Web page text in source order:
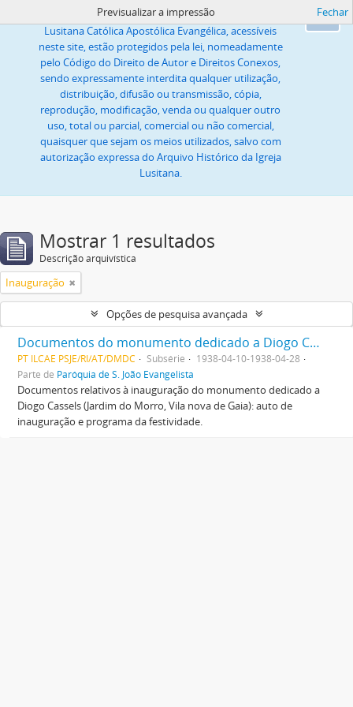
Ok
Todas as imagens ou textos, propriedade da Igreja
Lusitana Católica Apostólica Evangélica, acessíveis
neste site, estão protegidos pela lei, nomeadamente
pelo Código do Direito de Autor e Direitos Conexos,
sendo expressamente interdita qualquer utilização,
distribuição, difusão ou transmissão, cópia,
reprodução, modificação, venda ou qualquer outro
uso, total ou parcial, comercial ou não comercial,
quaisquer que sejam os meios utilizados, salvo com
autorização expressa do Arquivo Histórico da Igreja
Lusitana.
Previsualizar a impressão Fechar
Mostrar 1 resultados
Descrição arquivística
Inauguração
Opções de pesquisa avançada
Documentos do monumento dedicado a Diogo Cassels
PT ILCAE PSJE/RI/AT/DMDC Subsérie
1938-04-10-1938-04-28
Parte de Paróquia de S. João Evangelista
Documentos relativos à inauguração do monumento dedicado a
Diogo Cassels (Jardim do Morro, Vila nova de Gaia): auto de
inauguração e programa da festividade.